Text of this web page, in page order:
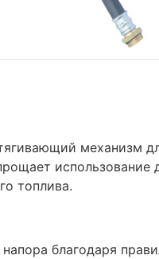
механизм
топлива.
благодаря